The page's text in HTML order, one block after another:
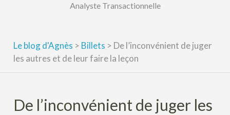
Analyste Transactionnelle
Le blog d'Agnès > Billets > De l’inconvénient de juger
les autres et de leur faire la leçon
De l’inconvénient de juger les